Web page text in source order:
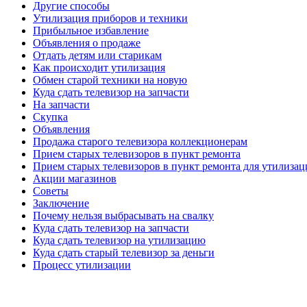
Другие способы
Утилизация приборов и техники
Прибыльное избавление
Объявления о продаже
Отдать детям или старикам
Как происходит утилизация
Обмен старой техники на новую
Куда сдать телевизор на запчасти
На запчасти
Скупка
Объявления
Продажа старого телевизора коллекционерам
Прием старых телевизоров в пункт ремонта
Прием старых телевизоров в пункт ремонта для
Акции магазинов
Советы
Заключение
Почему нельзя выбрасывать на свалку
Куда сдать телевизор на запчасти
Куда сдать телевизор на утилизацию
Куда сдать старый телевизор за деньги
Процесс утилизации